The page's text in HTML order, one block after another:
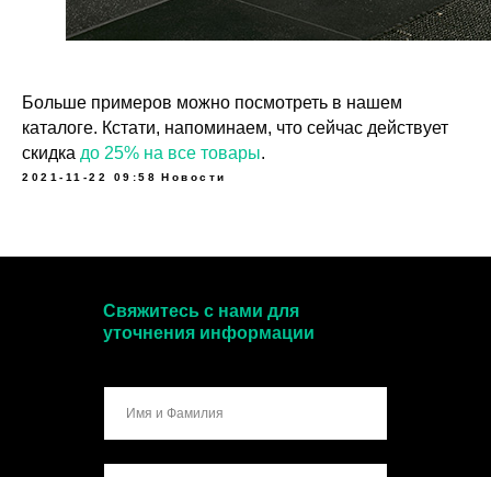
Больше примеров можно посмотреть в нашем
каталоге. Кстати, напоминаем, что сейчас действует
скидка до 25% на все товары.
2021-11-22 09:58 Новости
Свяжитесь с нами для
уточнения информации